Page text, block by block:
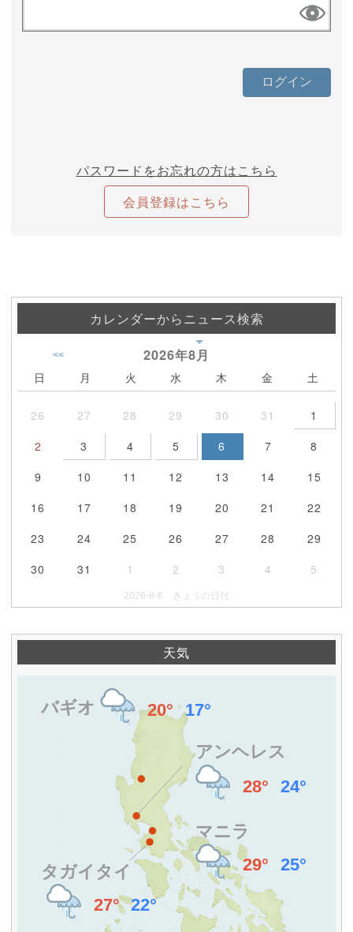
パスワードをお忘れの方はこちら
会員登録はこちら
カレンダーからニュース検索
2026年8月
<<
日 月 火 水 木 金 土
26 27 28 29 30 31
1
2
3 4 5 6 7
8
9
10 11 12 13 14
15
16
17 18 19 20 21
22
23
24 25 26 27 28
29
30
31 1 2 3 4 5
2026-8-6 きょうの日付
天気